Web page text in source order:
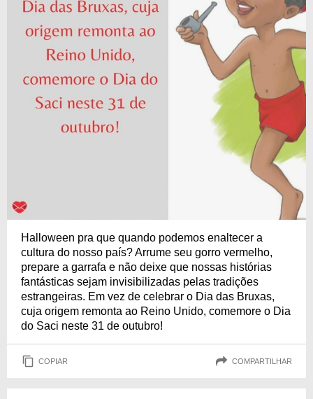
Halloween pra que quando podemos enaltecer a
cultura do nosso país? Arrume seu gorro vermelho,
prepare a garrafa e não deixe que nossas histórias
fantásticas sejam invisibilizadas pelas tradições
estrangeiras. Em vez de celebrar o Dia das Bruxas,
cuja origem remonta ao Reino Unido, comemore o Dia
do Saci neste 31 de outubro!
COPIAR COMPARTILHAR